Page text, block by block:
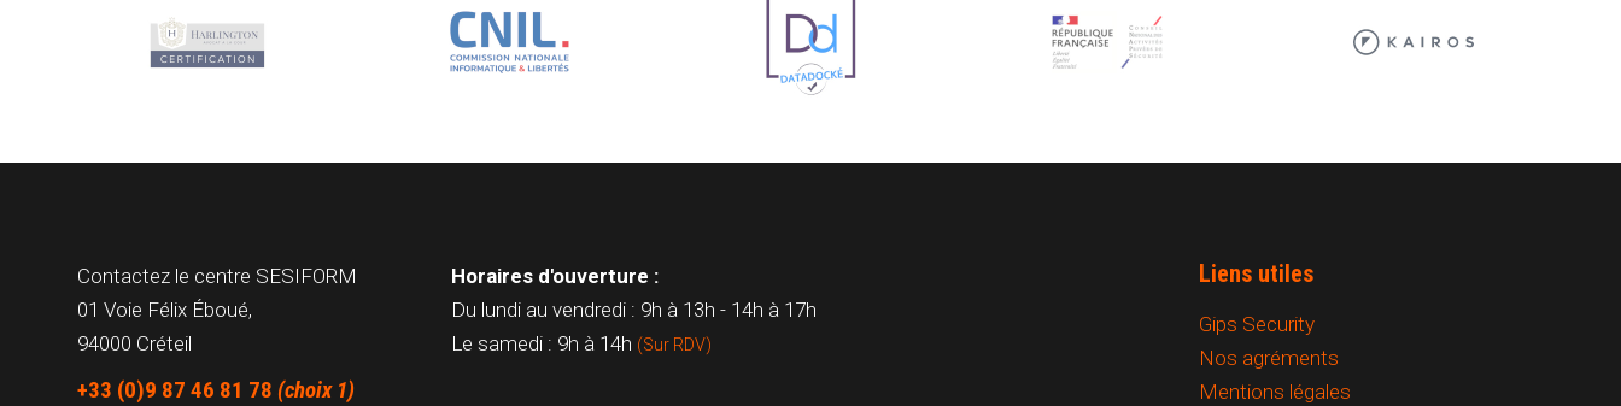
Contactez le centre SESIFORM
01 Voie Félix Éboué,
94000 Créteil
+33 (0)9 87 46 81 78 (choix 1)
Horaires d'ouverture :
Du lundi au vendredi : 9h à 13h - 14h à 17h
Le samedi : 9h à 14h (Sur RDV)
Liens utiles
Gips Security
Nos agréments
Mentions légales